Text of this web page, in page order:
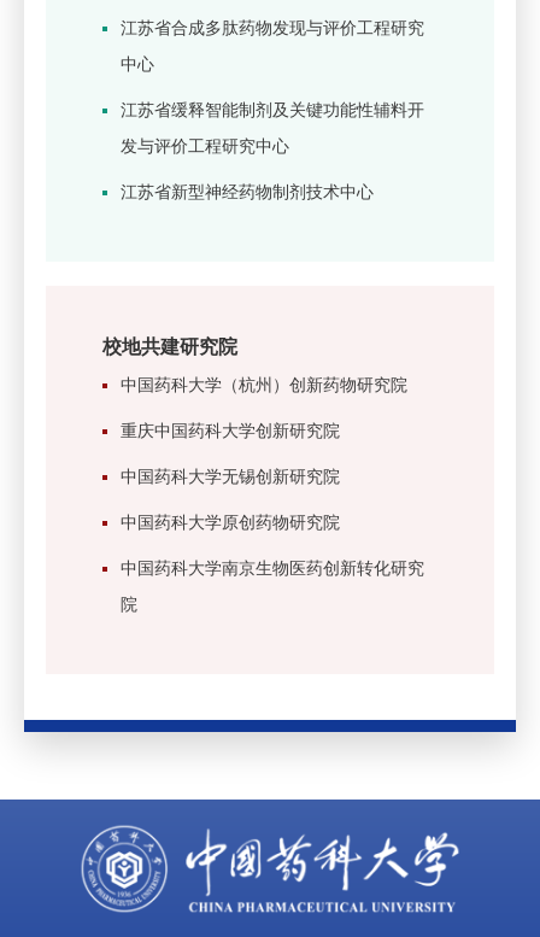
江苏省合成多肽药物发现与评价工程研究
中心
江苏省缓释智能制剂及关键功能性辅料开
发与评价工程研究中心
江苏省新型神经药物制剂技术中心
校地共建研究院
中国药科大学（杭州）创新药物研究院
重庆中国药科大学创新研究院
中国药科大学无锡创新研究院
中国药科大学原创药物研究院
中国药科大学南京生物医药创新转化研究
院